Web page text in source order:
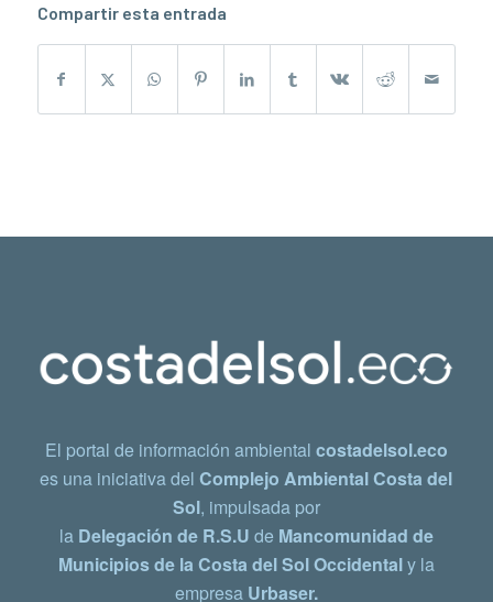
Compartir esta entrada
El portal de información ambiental costadelsol.eco
es una iniciativa delComplejo Ambiental Costa del
Sol, impulsada por
la Delegación de R.S.U de Mancomunidad de
Municipios de la Costa del Sol Occidentaly la
empresa Urbaser.